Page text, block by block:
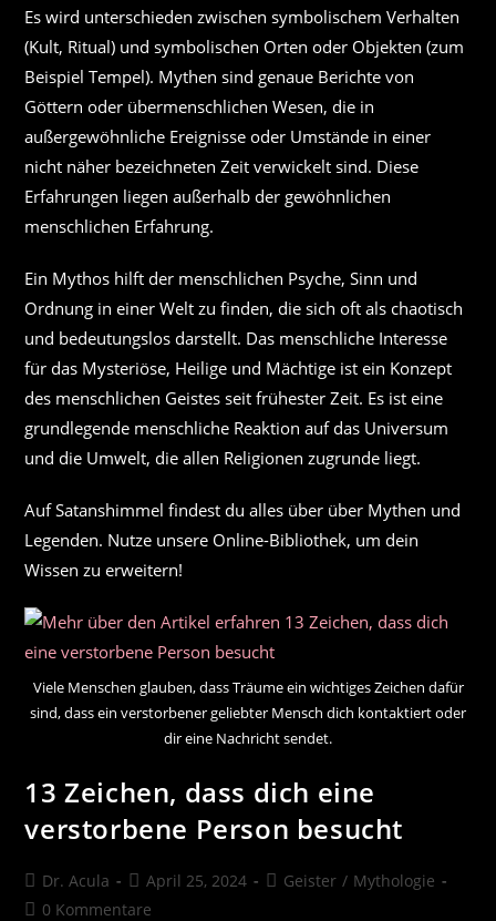
Es wird unterschieden zwischen symbolischem Verhalten
(Kult, Ritual) und symbolischen Orten oder Objekten (zum
Beispiel Tempel). Mythen sind genaue Berichte von
Göttern oder übermenschlichen Wesen, die in
außergewöhnliche Ereignisse oder Umstände in einer
nicht näher bezeichneten Zeit verwickelt sind. Diese
Erfahrungen liegen außerhalb der gewöhnlichen
menschlichen Erfahrung.
Ein Mythos hilft der menschlichen Psyche, Sinn und
Ordnung in einer Welt zu finden, die sich oft als chaotisch
und bedeutungslos darstellt. Das menschliche Interesse
für das Mysteriöse, Heilige und Mächtige ist ein Konzept
des menschlichen Geistes seit frühester Zeit. Es ist eine
grundlegende menschliche Reaktion auf das Universum
und die Umwelt, die allen Religionen zugrunde liegt.
Auf Satanshimmel findest du alles über über Mythen und
Legenden. Nutze unsere Online-Bibliothek, um dein
Wissen zu erweitern!
Viele Menschen glauben, dass Träume ein wichtiges Zeichen dafür
sind, dass ein verstorbener geliebter Mensch dich kontaktiert oder
dir eine Nachricht sendet.
13 Zeichen, dass dich eine
verstorbene Person besucht
Beitrags-
Autor:
Dr. Acula
Beitrag
veröffentlicht:
April 25, 2024
Beitrags-
Geister / Mythologie
Beitrags-
0 Kommentare